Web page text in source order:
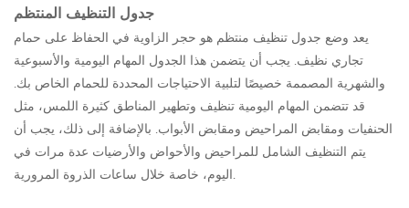
جدول التنظيف المنتظم
يعد وضع جدول تنظيف منتظم هو حجر الزاوية في الحفاظ على حمام
تجاري نظيف. يجب أن يتضمن هذا الجدول المهام اليومية والأسبوعية
والشهرية المصممة خصيصًا لتلبية الاحتياجات المحددة للحمام الخاص بك.
قد تتضمن المهام اليومية تنظيف وتطهير المناطق كثيرة اللمس، مثل
الحنفيات ومقابض المراحيض ومقابض الأبواب. بالإضافة إلى ذلك، يجب أن
يتم التنظيف الشامل للمراحيض والأحواض والأرضيات عدة مرات في
اليوم، خاصة خلال ساعات الذروة المرورية.